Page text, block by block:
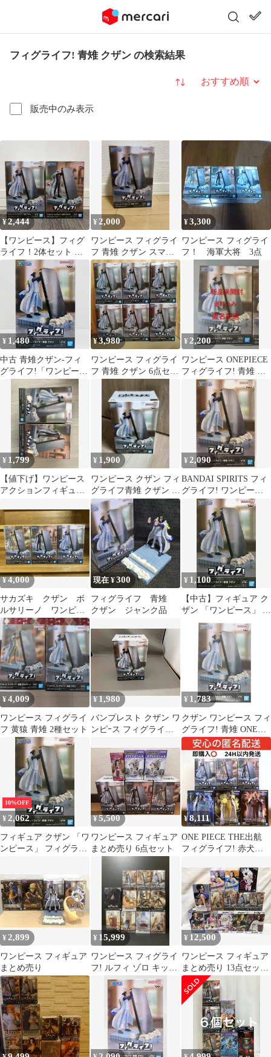
フィグライフ! 青雉 クザン の検索結果
販売中のみ表示
並び替え
¥2,444
【ワンピース】フィグ
ライフ！2体セット 青
雉クザン＆赤犬サカズ
¥ 2,000
ワンピース フィグライ
フ 青雉 クザン スマホ
スタンド
¥3,300
ワンピース フィグライ
フ！ 海軍大将 3点
¥ 1,480
中古 青雉クザン-フィ
グライフ!「ワンピー
¥3,980
ワンピース フィグライ
フ 青雉 クザン 6点セッ
¥ 2,200
ワンピース ONEPIECE
フィグライフ! 青雉 ク
ザン
¥ 1,799
【値下げ】ワンピース
アクションフィギュア
¥ 1,900
ワンピース クザン フィ
グライフ青雉 クザン フ
ィギュア
¥2,090
BANDAI SPIRITS フィ
グライフ! ワンピース
青雉 クザン
¥4,000
サカズキ クザン ボ
ルサリーノ ワンピー
ス フィグライフ 3体
まとめ売り
現在 ¥300
フィグライフ 青雉
クザン ジャンク品
¥ 1,100
【中古】フィギュア ク
ザン 「ワンピース」 フ
ィグライフ！ 青雉 クザ
¥4,009
ワンピース フィグライ
フ 黄猿 青雉 2種セット
¥1,980
バンプレスト クザン ワ
ンピｰス フィグライフ!
¥ 1,783
クザン ワンピース フィ
グライフ! 青雉 ONE
PIECE フィギュア プラ
イズ(2746723) バンプレ
スト
10%OFF
¥ 2,062
フィギュア クザン 「ワ
ンピース」 フィグライ
¥5,500
ワンピース フィギュア
まとめ売り 6点セット
¥8,111
ONE PIECE THE出航
フィグライフ! 赤犬
¥ 2,899
ワンピース フィギュア
まとめ売り
¥ 15,999
ワンピース フィグライ
フ! ルフィ ゾロ キッド
ティーチ 赤犬 黄猿 青
¥ 12,500
ワンピース フィギュア
まとめ売り 13点セット
匿名配送